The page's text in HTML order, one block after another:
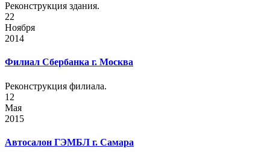
Реконструкция здания.
22
Ноября
2014
Филиал Сбербанка г. Москва
Реконструкция филиала.
12
Мая
2015
Автосалон ГЭМБЛ г. Самара